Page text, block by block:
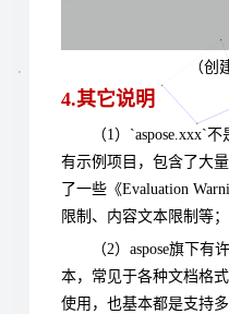
（创
4.其它说明
（1）`aspose.xxx`
有示例项目，包含了大
了一些《Evaluation
限制、内容文本限制等；
（2）aspose旗下
本，常见于各种文档格
使用，也基本都是支持多